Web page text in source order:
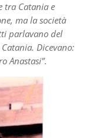
tra Catania e
ma la società
parlavano del
Dicevano:
Anastasi”.